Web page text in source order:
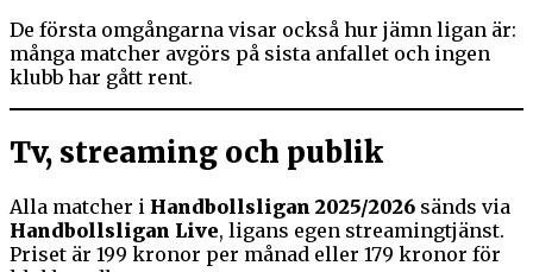
De första omgångarna visar också hur jämn ligan är:
många matcher avgörs på sista anfallet och ingen
klubb har gått rent.
Tv, streaming och publik
Alla matcher i Handbollsligan 2025/2026 sänds via
Handbollsligan Live, ligans egen streamingtjänst.
Priset är 199 kronor per månad eller 179 kronor för